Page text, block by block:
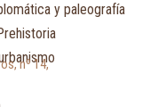
y paleografía
nº 14,